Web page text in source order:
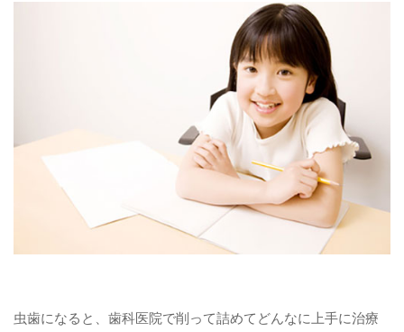
虫歯になると、歯科医院で削って詰めてどんなに上手に治療